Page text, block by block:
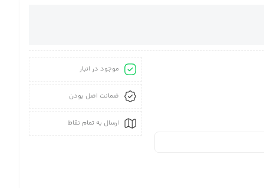
موجود در انبار
ضمانت اصل بودن
ارسال به تمام نقاط